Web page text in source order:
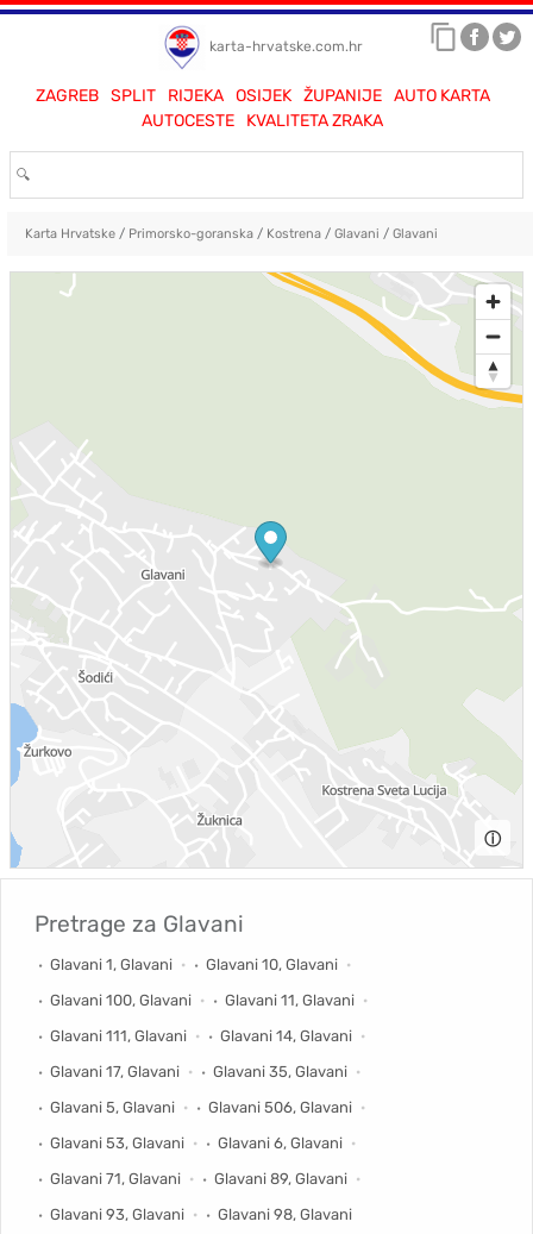
karta-hrvatske.com.hr
ZAGREB SPLIT RIJEKA OSIJEK ŽUPANIJE
AUTO KARTA
AUTOCESTE
KVALITETA ZRAKA
Karta Hrvatske/ Primorsko-goranska/ Kostrena/ Glavani / Glavani
ⓘ
Pretrage za Glavani
Glavani 1, Glavani
Glavani 10, Glavani
Glavani 100, Glavani
Glavani 11, Glavani
Glavani 111, Glavani
Glavani 14, Glavani
Glavani 17, Glavani
Glavani 35, Glavani
Glavani 5, Glavani
Glavani 506, Glavani
Glavani 53, Glavani
Glavani 6, Glavani
Glavani 71, Glavani
Glavani 89, Glavani
Glavani 93, Glavani
Glavani 98, Glavani